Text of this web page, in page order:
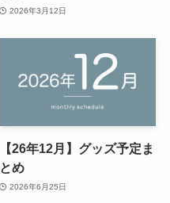
2026年3月12日
【26年12月】グッズ予定ま
とめ
2026年6月25日